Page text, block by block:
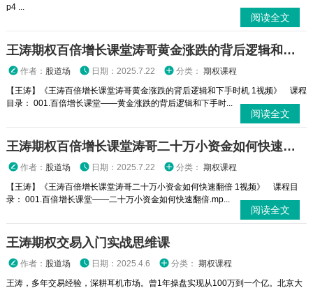
p4 ...
阅读全文
王涛期权百倍增长课堂涛哥黄金涨跌的背后逻辑和下手时机 1视频
作者： 股道场 日期：2025.7.22 分类： 期权课程
【王涛】《王涛百倍增长课堂涛哥黄金涨跌的背后逻辑和下手时机 1视频》 课程
目录： 001.百倍增长课堂——黄金涨跌的背后逻辑和下手时...
阅读全文
王涛期权百倍增长课堂涛哥二十万小资金如何快速翻倍 1视频
作者： 股道场 日期：2025.7.22 分类： 期权课程
【王涛】《王涛百倍增长课堂涛哥二十万小资金如何快速翻倍 1视频》 课程目
录： 001.百倍增长课堂——二十万小资金如何快速翻倍.mp...
阅读全文
王涛期权交易入门实战思维课
作者： 股道场 日期：2025.4.6 分类： 期权课程
王涛，多年交易经验，深耕耳机市场。曾1年操盘实现从100万到一个亿。北京大